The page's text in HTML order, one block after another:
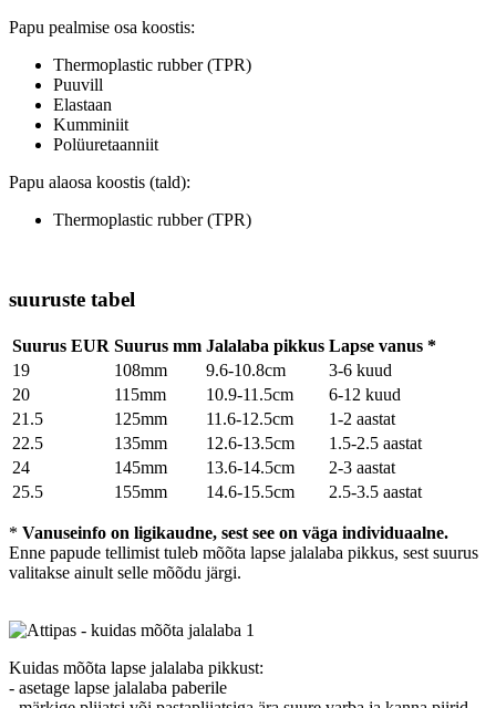
Papu pealmise osa koostis:
Thermoplastic rubber (TPR)
Puuvill
Elastaan
Kumminiit
Polüuretaanniit
Papu alaosa koostis (tald):
Thermoplastic rubber (TPR)
suuruste tabel
Suurus EUR Suurus mm Jalalaba pikkus Lapse vanus *
19
108mm 9.6-10.8cm
3-6 kuud
20
115mm 10.9-11.5cm
6-12 kuud
21.5
125mm 11.6-12.5cm
1-2 aastat
22.5
135mm 12.6-13.5cm
1.5-2.5 aastat
24
145mm 13.6-14.5cm
2-3 aastat
25.5
155mm 14.6-15.5cm 2.5-3.5 aastat
* Vanuseinfo on ligikaudne, sest see on väga individuaalne.
Enne papude tellimist tuleb mõõta lapse jalalaba pikkus, sest suurus
valitakse ainult selle mõõdu järgi.
Kuidas mõõta lapse jalalaba pikkust:
- asetage lapse jalalaba paberile